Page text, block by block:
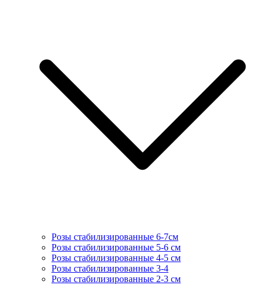
Розы стабилизированные 6-7см
Розы стабилизированные 5-6 см
Розы стабилизированные 4-5 см
Розы стабилизированные 3-4
Розы стабилизированные 2-3 см